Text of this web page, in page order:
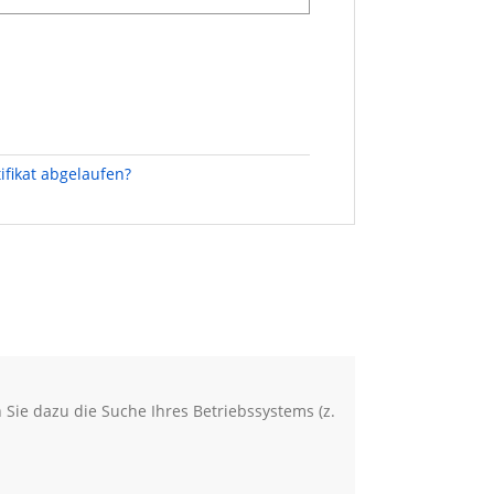
abgelaufen?
Seite
dazu die Suche Ihres Betriebssystems (z.